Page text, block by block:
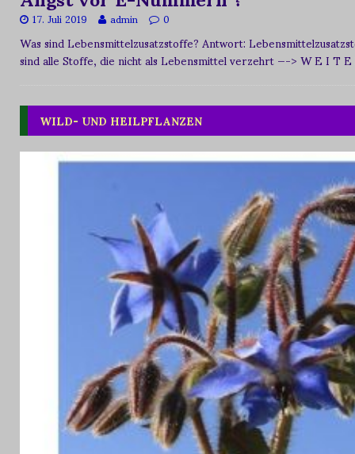
17. Juli 2019 admin 0
Was sind Lebensmittelzusatzstoffe? Antwort:
sind alle Stoffe, die nicht als Lebensmittel verzehrt—-> W E I T
WILD- UND HEILPFLANZEN